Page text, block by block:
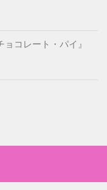
コレート・パイ』